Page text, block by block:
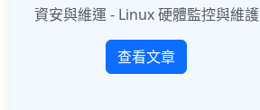
資安與維運 - Linux 硬體監控與維護
查看文章